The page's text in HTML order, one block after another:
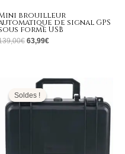
brouilleur
de signal GPS
forme USB
€ 63,99€
Soldes !
Soldes !
Le
prix
initial
était :
4.999,00€.
Le
prix
actuel
est :
2.299,99€.